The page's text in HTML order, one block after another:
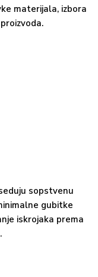
materijala, izbora
sopstvenu
gubitke
iskrojaka prema